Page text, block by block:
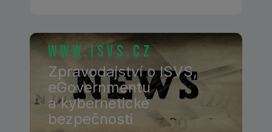
www.isvs.cz
Zpravodajství o ISVS,
eGovernmentu
a kybernetické
bezpečnosti